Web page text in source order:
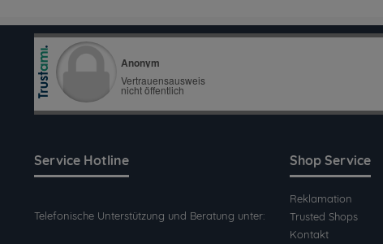
Service Hotline
Telefonische Unterstützung und Beratung unter:
Shop Service
Reklamation
Trusted Shops
Kontakt